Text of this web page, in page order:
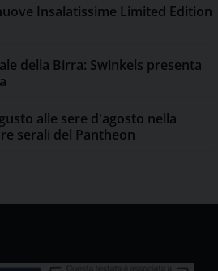
Insalatissime Limited Edition
della Birra: Swinkels presenta
alle sere d'agosto nella
serali del Pantheon